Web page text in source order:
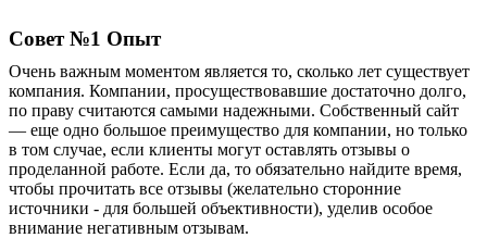
Совет №1 Опыт
Очень важным моментом является то, сколько лет существует
компания. Компании, просуществовавшие достаточно долго,
по праву считаются самыми надежными. Собственный сайт
— еще одно большое преимущество для компании, но только
в том случае, если клиенты могут оставлять отзывы о
проделанной работе. Если да, то обязательно найдите время,
чтобы прочитать все отзывы (желательно сторонние
источники - для большей объективности), уделив особое
внимание негативным отзывам.